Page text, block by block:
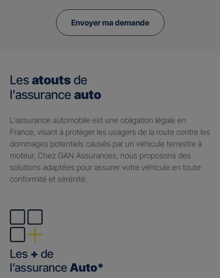
Envoyer ma demande
Les atouts de
l’assurance auto
​L’assurance automobile est une obligation légale en
France, visant à protéger les usagers de la route contre les
dommages potentiels causés par un véhicule terrestre à
moteur. Chez GAN Assurances, nous proposons des
solutions adaptées pour assurer votre véhicule en toute
conformité et sérénité.
Les + de
l’assurance Auto*